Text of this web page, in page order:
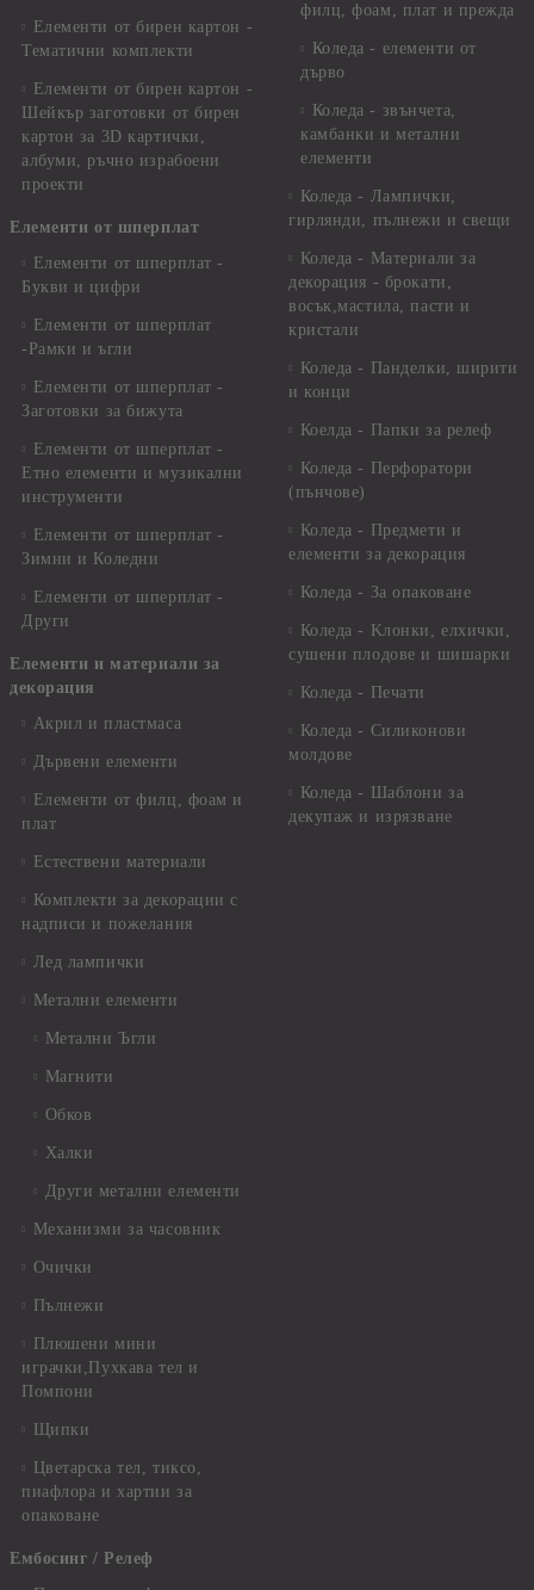
Елементи от бирен картон -
Тематични комплекти
Елементи от бирен картон -
Шейкър заготовки от бирен
картон за 3D картички,
албуми, ръчно израбоени
проекти
Елементи от шперплат
Елементи от шперплат -
Букви и цифри
Елементи от шперплат
-Рамки и ъгли
Елементи от шперплат -
Заготовки за бижута
Елементи от шперплат -
Етно елементи и музикални
инструменти
Елементи от шперплат -
Зимни и Коледни
Елементи от шперплат -
Други
Елементи и материали за
декорация
Акрил и пластмаса
Дървени елементи
Елементи от филц, фоам и
плат
Естествени материали
Комплекти за декорации с
надписи и пожелания
Лед лампички
Метални елементи
Метални Ъгли
Магнити
Обков
Халки
Други метални елементи
Механизми за часовник
Очички
Пълнежи
Плюшени мини
играчки,Пухкава тел и
Помпони
Щипки
Цветарска тел, тиксо,
пиафлора и хартии за
опаковане
Ембосинг / Релеф
филц, фоам, плат и прежда
Коледа - елементи от
дърво
Коледа - звънчета,
камбанки и метални
елементи
Коледа - Лампички,
гирлянди, пълнежи и свещи
Коледа - Материали за
декорация - брокати,
восък,мастила, пасти и
кристали
Коледа - Панделки, ширити
и конци
Коелда - Папки за релеф
Коледа - Перфоратори
(пънчове)
Коледа - Предмети и
елементи за декорация
Коледа - За опаковане
Коледа - Kлонки, елхички,
сушени плодове и шишарки
Коледа - Печати
Коледа - Силиконови
молдове
Коледа - Шаблони за
декупаж и изрязване